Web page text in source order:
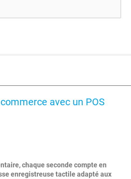
avec un POS
chaque seconde compte en
enregistreuse tactile adapté aux